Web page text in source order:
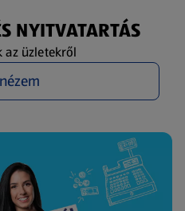
NYITVATARTÁS
az üzletekről